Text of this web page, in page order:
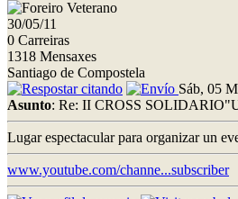
30/05/11
0 Carreiras
1318 Mensaxes
Santiago de Compostela
Sáb, 05
Asunto: Re: II CROSS
Lugar espectacular para organizar un
www.youtube.com/channe...subscriber